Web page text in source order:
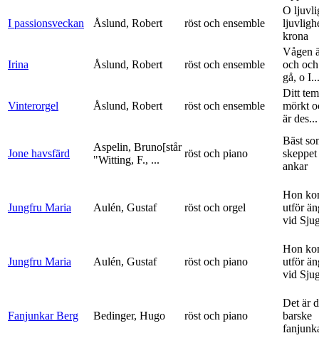
I passionsveckan Åslund, Robert röst och ensemble
O
krona
Irina Åslund, Robert röst och ensemble
Vågen
och
gå, o I...
Vinterorgel Åslund, Robert röst och ensemble
Ditt
mörkt
är des...
Jone havsfärd
Aspelin, Bruno[står
"Witting, F., ...
röst och piano
Bäst
ankar
Jungfru Maria Aulén, Gustaf röst och orgel
Hon
utför
vid
Jungfru Maria Aulén, Gustaf röst och piano
Hon
utför
vid
Fanjunkar Berg Bedinger, Hugo röst och piano
Det är
barske